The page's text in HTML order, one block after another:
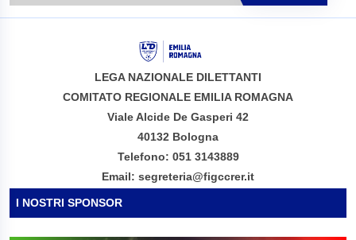
LEGA NAZIONALE DILETTANTI
COMITATO REGIONALE EMILIA ROMAGNA
Viale Alcide De Gasperi 42
40132 Bologna
Telefono: 051 3143889
Email: segreteria@figccrer.it
I NOSTRI SPONSOR